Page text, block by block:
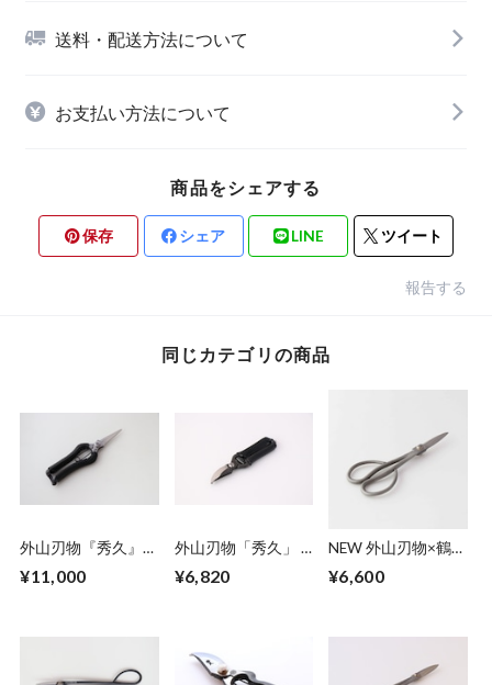
送料・配送方法について
お支払い方法について
商品をシェアする
保存 シェア LINE ツイート
報告する
同じカテゴリの商品
外山刃物『秀久』✖️
Leather Black
¥11,000
外山刃物「秀久」 ×
鋏 ブラック(1丁)
¥6,820
NEW 外山刃物×鶴仙
キ鋏 (short)
¥6,600